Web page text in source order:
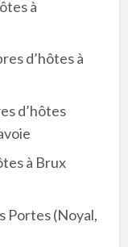
à
d’hôtes à
d’hôtes
à Brux
Portes (Noyal,